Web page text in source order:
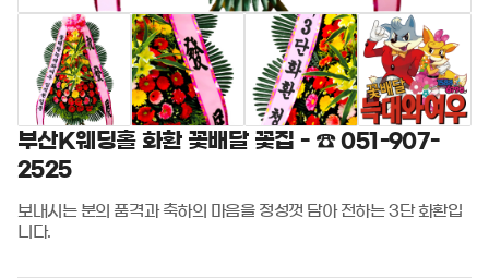
부산K웨딩홀 화환 꽃배달 꽃집 - ☎ 051-907-
2525
보내시는 분의 품격과 축하의 마음을 정성껏 담아 전하는 3단 화환입
니다.